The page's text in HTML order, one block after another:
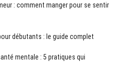
: comment manger pour se sentir
débutants : le guide complet
mentale : 5 pratiques qui